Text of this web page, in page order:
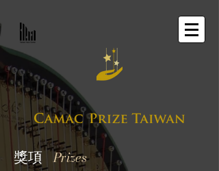
獎項 Prizes